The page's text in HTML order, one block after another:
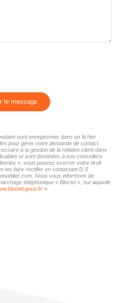
le message
sont enregistrées dans un fichier
pour gérer votre demande de contact.
à la gestion de la relation client dans
et sont destinées à nos conseillers
», vous pouvez exercer votre droit
les faire rectifier en contactant D.S
Nous vous informons de
téléphonique « Bloctel », sur laquelle
»